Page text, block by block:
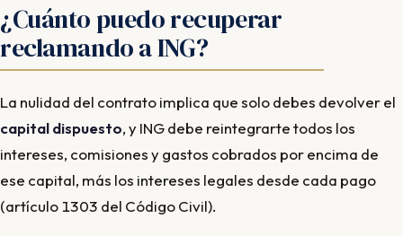
¿Cuánto puedo recuperar
reclamando a ING?
La nulidad del contrato implica que solo debes devolver el
capital dispuesto, y ING debe reintegrarte todos los
intereses, comisiones y gastos cobrados por encima de
ese capital, más los intereses legales desde cada pago
(artículo 1303 del Código Civil).